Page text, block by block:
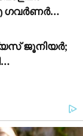
ഗവർണർ
ജൂനിയർ;